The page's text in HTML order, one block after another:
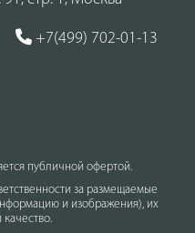
+7(499) 702-01-13
публичной офертой.
за размещаемые
и изображения), их